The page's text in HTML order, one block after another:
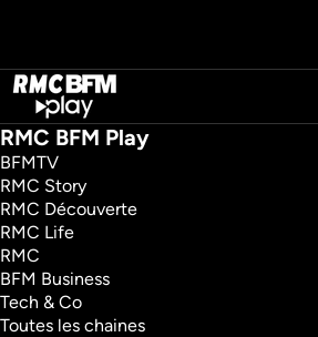
Sciences et technologies
Documentaires
49mVF
Regarder
RMC BFM Play
BFMTV
RMC Story
RMC Découverte
RMC Life
RMC
BFM Business
Tech & Co
Toutes les chaines